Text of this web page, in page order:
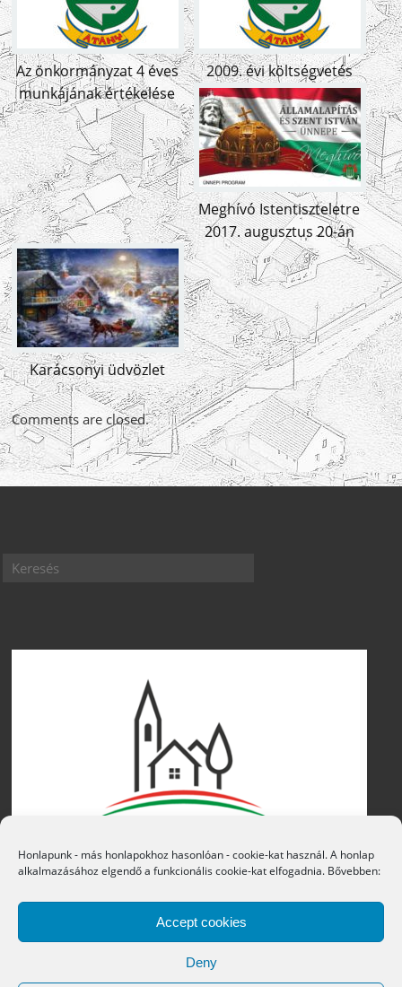
Honlapunk - más honlapokhoz hasonlóan - cookie-kat használ. A honlap
alkalmazásához elgendő a funkcionális cookie-kat elfogadnia. Bővebben:
Accept cookies
Deny
Az önkormányzat 4 éves
munkájának értékelése
2009. évi költségvetés
Meghívó Istentiszteletre
2017. augusztus 20-án
Karácsonyi üdvözlet
Comments are closed.